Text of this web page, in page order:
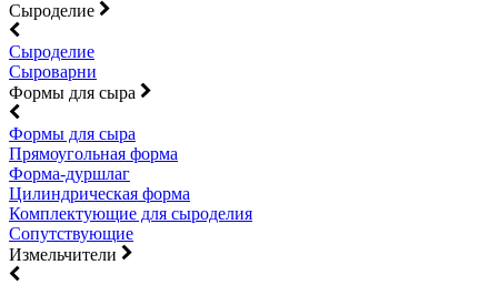
Сыроделие
Сыроделие
Сыроварни
Формы для сыра
Формы для сыра
Прямоугольная форма
Форма-дуршлаг
Цилиндрическая форма
Комплектующие для сыроделия
Сопутствующие
Измельчители